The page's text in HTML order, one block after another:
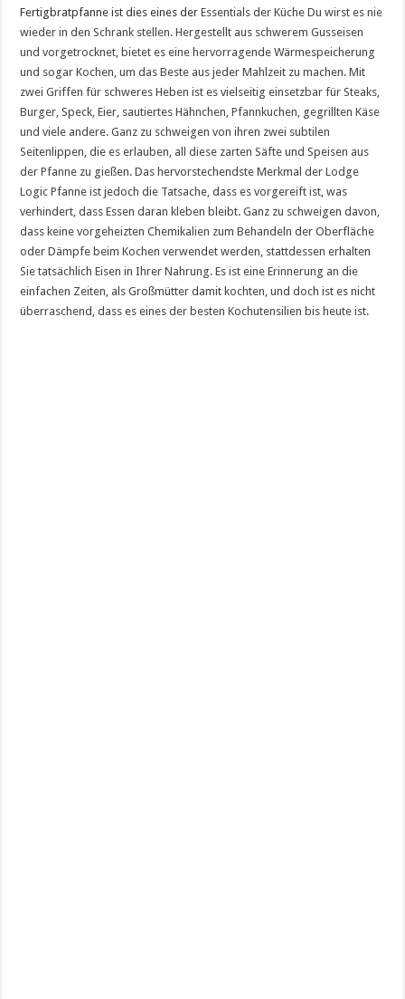
Fertigbratpfanne ist dies eines derEssentials der Küche Du wirst es nie
wieder in den Schrank stellen. Hergestellt aus schwerem Gusseisen
und vorgetrocknet, bietet es eine hervorragende Wärmespeicherung
und sogar Kochen, um das Beste aus jeder Mahlzeit zu machen. Mit
zwei Griffen für schweres Heben ist es vielseitig einsetzbar für Steaks,
Burger, Speck, Eier, sautiertes Hähnchen, Pfannkuchen, gegrillten Käse
und viele andere. Ganz zu schweigen von ihren zwei subtilen
Seitenlippen, die es erlauben, all diese zarten Säfte und Speisen aus
der Pfanne zu gießen. Das hervorstechendste Merkmal der Lodge
Logic Pfanne ist jedoch die Tatsache, dass es vorgereift ist, was
verhindert, dass Essen daran kleben bleibt. Ganz zu schweigen davon,
dass keine vorgeheizten Chemikalien zum Behandeln der Oberfläche
oder Dämpfe beim Kochen verwendet werden, stattdessen erhalten
Sie tatsächlich Eisen in Ihrer Nahrung. Es ist eine Erinnerung an die
einfachen Zeiten, als Großmütter damit kochten, und doch ist es nicht
überraschend, dass es eines der besten Kochutensilien bis heute ist.